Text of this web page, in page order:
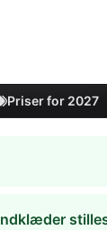
Priser for 2027